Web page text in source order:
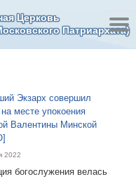
Церковь
Патриархата)
Экзарх совершил
месте упокоения
Валентины Минской
2022
богослужения велась